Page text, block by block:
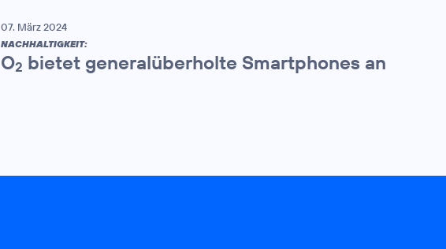
07. März 2024
NACHHALTIGKEIT:
O2 bietet generalüberholte Smartphones an